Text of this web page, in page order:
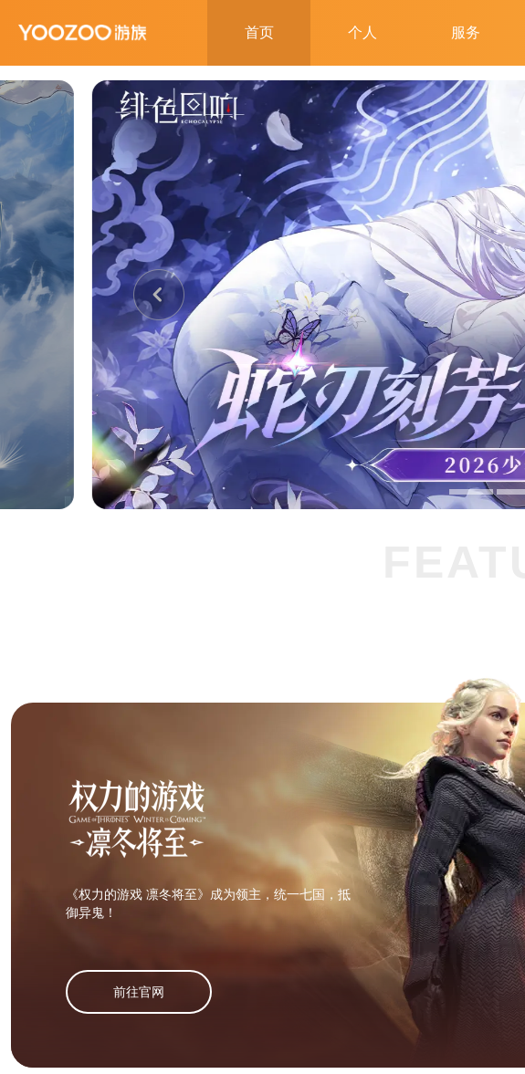
《权力的游戏 凛冬将至》成为领主，统一七国，抵
御异鬼！
前往官网